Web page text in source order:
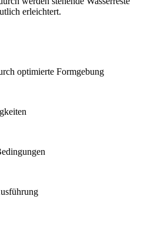
erleichtert.
optimierte Formgebung